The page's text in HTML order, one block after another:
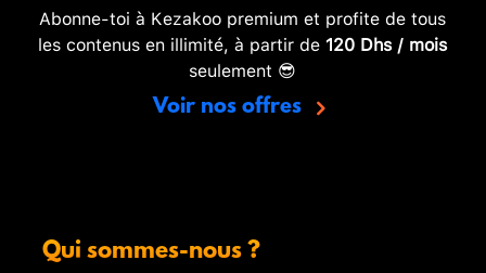
Abonne-toi à Kezakoo premium et profite de tous
les contenus en illimité, à partir de 120 Dhs / mois
seulement 😎
Voir nos offres
Qui sommes-nous ?